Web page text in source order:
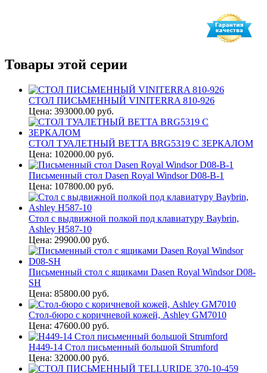
Товары этой серии
СТОЛ ПИСЬМЕННЫЙ VINITERRA 810-926
Цена: 393000.00 руб.
СТОЛ ТУАЛЕТНЫЙ BETTA BRG5319 С ЗЕРКАЛОМ
Цена: 102000.00 руб.
Письменный стол Dasen Royal Windsor D08-B-1
Цена: 107800.00 руб.
Стол с выдвижной полкой под клавиатуру Baybrin,
Ashley H587-10
Цена: 29900.00 руб.
Письменный стол с ящиками Dasen Royal Windsor D08-
SH
Цена: 85800.00 руб.
Стол-бюро с коричневой кожей, Ashley GM7010
Цена: 47600.00 руб.
H449-14 Стол письменный большой Strumford
Цена: 32000.00 руб.